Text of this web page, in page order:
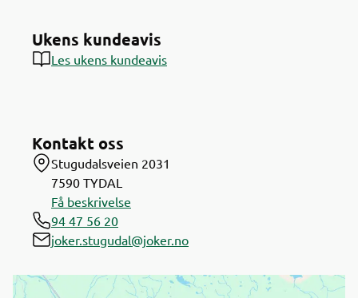
Ukens kundeavis
Les ukens kundeavis
Kontakt oss
Stugudalsveien 2031
7590 TYDAL
Få beskrivelse
94 47 56 20
joker.stugudal@joker.no